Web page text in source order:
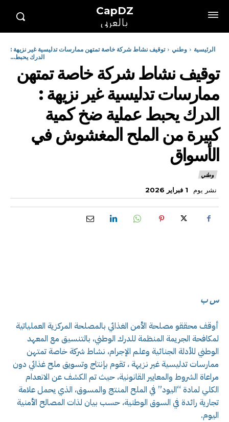
CapDZ
بالعربي
الرئيسية وطني
توقيف نشاط شركة خاصة تمتهن ممارسات تدليسية غير نزيهة :
الدرك يحبط...
توقيف نشاط شركة خاصة تمتهن
ممارسات تدليسية غير نزيهة :
الدرك يحبط عملية ضخ كمية
كبيرة من الملح المغشوش في
الأسواق
وطني
نشر يوم 1 فبراير 2026
س ب
أوقف محققو مصلحة الأمن الغذائي بالمصلحة المركزية العملياتية
لمكافحة الجريمة المنظمة للدرك الوطني، بالتنسيق مع المعهد
الوطني للأدلة الجنائية وعلم الإجرام، نشاط شركة خاصة تمتهن
ممارسات تدليسية غير نزيهة ، تقوم بإنتاج وتسويق ملح غذائي دون
مراعاة الشروط والمعايير القانونية، حيث تم الكشف عن الانعدام
الكلي لمادة “اليود” في الملح المنتج والمسوق، الذي يحمل علامة
تجارية رائدة في السوق الوطنية، حسب بيان لذات المصالح الأمنية
اليوم.